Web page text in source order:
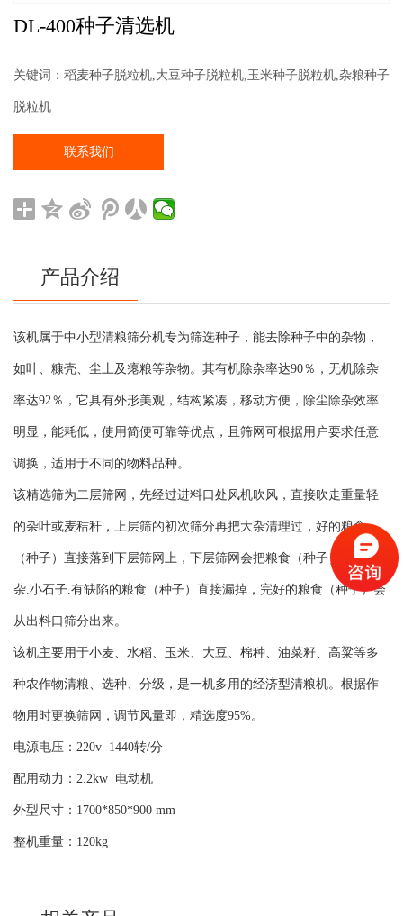
DL-400种子清选机
关键词：稻麦种子脱粒机,大豆种子脱粒机,玉米种子脱粒机,杂粮种子
脱粒机
联系我们
产品介绍
该机属于中小型清粮筛分机专为筛选种子，能去除种子中的杂物，
如叶、糠壳、尘土及瘪粮等杂物。其有机除杂率达90％，无机除杂
率达92％，它具有外形美观，结构紧凑，移动方便，除尘除杂效率
明显，能耗低，使用简便可靠等优点，且筛网可根据用户要求任意
调换，适用于不同的物料品种。
该精选筛为二层筛网，先经过进料口处风机吹风，直接吹走重量轻
的杂叶或麦秸秆，上层筛的初次筛分再把大杂清理过，好的粮食
（种子）直接落到下层筛网上，下层筛网会把粮食（种子）中的小
杂.小石子.有缺陷的粮食（种子）直接漏掉，完好的粮食（种子）会
从出料口筛分出来。
该机主要用于小麦、水稻、玉米、大豆、棉种、油菜籽、高粱等多
种农作物清粮、选种、分级，是一机多用的经济型清粮机。根据作
物用时更换筛网，调节风量即，精选度95%。
电源电压：220v 1440转/分
配用动力：2.2kw 电动机
外型尺寸：1700*850*900 mm
整机重量：120kg